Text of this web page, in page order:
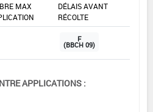
MAX
DÉLAIS AVANT
RÉCOLTE
F
(BBCH 09)
APPLICATIONS :